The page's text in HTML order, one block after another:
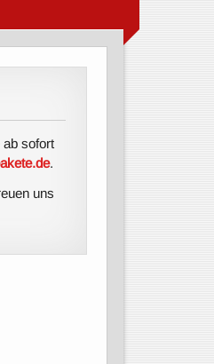
ab sofort
.
uns